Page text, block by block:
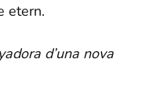
etern.
d’una nova